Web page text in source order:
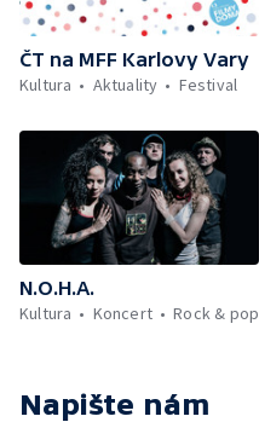
ČT na MFF Karlovy Vary
Kultura
Aktuality Festival
N.O.H.A.
Kultura
Koncert Rock & pop
Napište nám